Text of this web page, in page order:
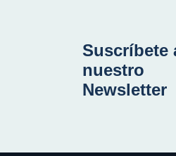
Suscríbete
nuestro
Newsletter